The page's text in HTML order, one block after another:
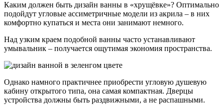
Каким должен быть дизайн ванны в «хрущёвке»? Оптимально
подойдут угловые ассиметричные модели из акрила – в них
комфортно купаться и места они занимают немного.
Над узким краем подобной ванны часто устанавливают
умывальник – получается ощутимая экономия пространства.
Однако намного практичнее приобрести угловую душевую
кабину открытого типа, она самая компактная. Дверцы
устройства должны быть раздвижными, а не распашными.